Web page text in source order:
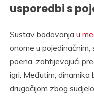
usporedbi s
Sustav bodovanja u
onome u pojedinačnim,
poena, zahtijevajući
igri. Međutim, dinamika
drugačijom zbog